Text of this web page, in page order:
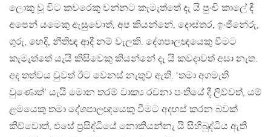
ලොකු වූ විට කවරෙකු වන්නට කැමැත්තේ දැ යි පුංචි කාලේ දී
අපෙන් යමෙකු ඇසුවොත්, අප කියන්නේ, දොස්තර, ඉංජිනේරු,
ගුරු, හෙදි, නීතිඥ ආදී නම් වැලකි. දේශපාලඥයෙකු වීමට
කැමැත්තේ යැයි කිසිවෙකු කියන්නේ දැ යි කවදාවත් අසා නැත.
අද තත්වය වුවත් ඊට වෙනස් නැතුව ඇති. ‘තමා අගමැති
වුණොත්’ යැයි මොන තරම් වාක්‍ය රචනා පංතියේ දී ලිව්වත්, යම්
ළමයෙකු තමා දේශපාලඥයෙකු වීමට අදහස් කරන බවක්
කිව්වොත්, එසේ ප‍්‍රසිද්ධියේ නොකියන්නැ යි සිහිබුද්ධිය ඇති